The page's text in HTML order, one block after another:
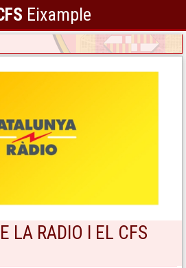
Eixample
LA RADIO I EL CFS